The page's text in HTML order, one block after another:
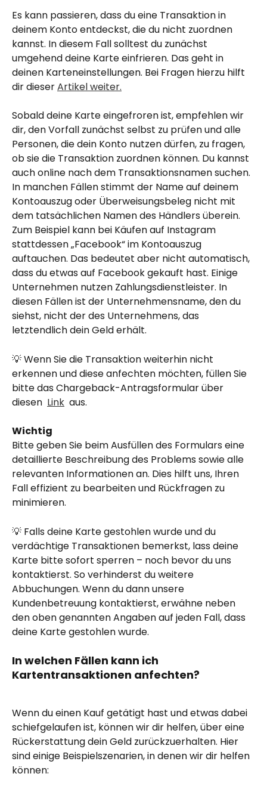
Es kann passieren, dass du eine Transaktion in
deinem Konto entdeckst, die du nicht zuordnen
kannst. In diesem Fall solltest du zunächst
umgehend deine Karte einfrieren. Das geht in
deinen Karteneinstellungen. Bei Fragen hierzu hilft
dir dieser Artikel weiter.
Sobald deine Karte eingefroren ist, empfehlen wir
dir, den Vorfall zunächst selbst zu prüfen und alle
Personen, die dein Konto nutzen dürfen, zu fragen,
ob sie die Transaktion zuordnen können. Du kannst
auch online nach dem Transaktionsnamen suchen.
In manchen Fällen stimmt der Name auf deinem
Kontoauszug oder Überweisungsbeleg nicht mit
dem tatsächlichen Namen des Händlers überein.
Zum Beispiel kann bei Käufen auf Instagram
stattdessen „Facebook“ im Kontoauszug
auftauchen. Das bedeutet aber nicht automatisch,
dass du etwas auf Facebook gekauft hast. Einige
Unternehmen nutzen Zahlungsdienstleister. In
diesen Fällen ist der Unternehmensname, den du
siehst, nicht der des Unternehmens, das
letztendlich dein Geld erhält.
💡 Wenn Sie die Transaktion weiterhin nicht
erkennen und diese anfechten möchten, füllen Sie
bitte das Chargeback-Antragsformular über
diesen Link
  aus.
Wichtig
Bitte geben Sie beim Ausfüllen des Formulars eine
detaillierte Beschreibung des Problems sowie alle
relevanten Informationen an. Dies hilft uns, Ihren
Fall effizient zu bearbeiten und Rückfragen zu
minimieren.
💡 Falls deine Karte gestohlen wurde und du
verdächtige Transaktionen bemerkst, lass deine
Karte bitte sofort sperren – noch bevor du uns
kontaktierst. So verhinderst du weitere
Abbuchungen. Wenn du dann unsere
Kundenbetreuung kontaktierst, erwähne neben
den oben genannten Angaben auf jeden Fall, dass
deine Karte gestohlen wurde.
In welchen Fällen kann ich
Kartentransaktionen anfechten?
Wenn du einen Kauf getätigt hast und etwas dabei
schiefgelaufen ist, können wir dir helfen, über eine
Rückerstattung dein Geld zurückzuerhalten. Hier
sind einige Beispielszenarien, in denen wir dir helfen
können: